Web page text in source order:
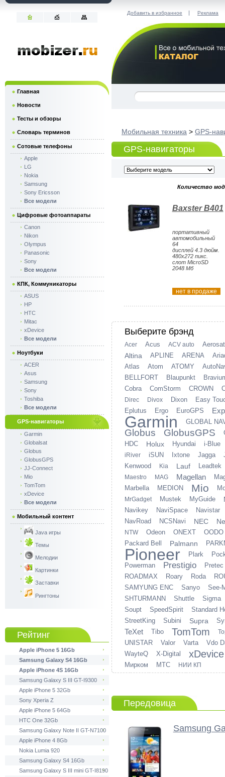
Добавить в избранное | Реклама
Мобильная техника > GPS-
GPS-навигаторы
Количество
Baxster B401
портативный
автомобильный
64
дисплей 4.3 дюйм.
480x272 пикс.
слот MicroSD
2048 Мб
нет в продаже
Выберите брэнд
Acer Acus ACV auto Aerosat
Altina APLINE ARENA
Atlas
Atom ATOMY
BELLFORT
Blaupunkt
Cobra
ComStorm CROWN
Direc Divox Dixon
Easy
Eplutus
Ergo EuroGPS
Garmin GLOBAL
Globus GlobusGPS
HDC
Holux Hyundai i-Blue
iRiver iSUN Ixtone Jagga
Kenwood
Kia Lauf Leadtek
Maestro MAG Magellan
Marbella
MEDION Mio
MrGadget Mustek MyGuide
Navikey NaviSpace
Navistar
NavRoad
NCSNavi NEC
NTW Odeon ONEXT
OODO
Packard Bell
Palmann
Pioneer Plark
Powerman
Prestigio
Pretec
ROADMAX
Roary Roda
SAMYUNG ENC
Sanyo
See-
SHTURMANN
Shuttle
Sigma
Soupt
SpeedSpirit
Standard
StreetKing
Subini Supra
TeXet Tibo TomTom
UNISTAR Valor Varta
Vdo
WayteQ
X-Digital xDevice
Мирком МТС НИИ КП
Передовица
Samsung
Главная
Новости
Тесты и обзоры
Словарь терминов
Сотовые телефоны
Apple
LG
Nokia
Samsung
Sony Ericsson
Все модели
Цифровые фотоаппараты
Canon
Nikon
Olympus
Panasonic
Sony
Все модели
КПК, Коммуникаторы
ASUS
HP
HTC
Mitac
xDevice
Все модели
Ноутбуки
ACER
Asus
Samsung
Sony
Toshiba
Все модели
GPS-навигаторы
Garmin
Globalsat
Globus
GlobusGPS
JJ-Connect
Mio
TomTom
xDevice
Все модели
Мобильный контент
Java игры
Темы
Мелодии
Картинки
Заставки
Рингтоны
Рейтинг
Apple iPhone 5 16Gb
Samsung Galaxy S4 16Gb
Apple iPhone 4S 16Gb
Samsung Galaxy S III GT-I9300
Apple iPhone 5 32Gb
Sony Xperia Z
Apple iPhone 5 64Gb
HTC One 32Gb
Samsung Galaxy Note II GT-N7100
Apple iPhone 4 8Gb
Nokia Lumia 920
Samsung Galaxy S4 16Gb
Samsung Galaxy S III mini GT-I8190